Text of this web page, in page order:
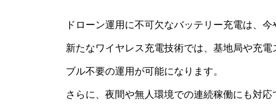
ドローン運用に不可欠なバッテリー充電は、今
新たなワイヤレス充電技術では、基地局や充
ブル不要の運用が可能になります。
さらに、夜間や無人環境での連続稼働にも対応